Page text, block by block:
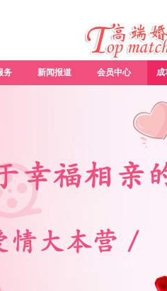
务 新闻报道 会员中心 成